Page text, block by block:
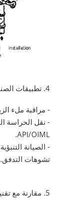
4. تطبيقات الصناعة
- مراقبة ملء
- نقل الحراسة
API/OIML.
- الصيانة
تشوهات التدفق.
5. مقارنة مع تقنيات